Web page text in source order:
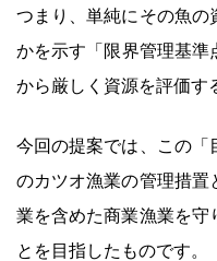
つまり、単純にその魚の
かを示す「限界管理基準
から厳しく資源を評価す
今回の提案では、この「
のカツオ漁業の管理措置
業を含めた商業漁業を守
とを目指したものです。